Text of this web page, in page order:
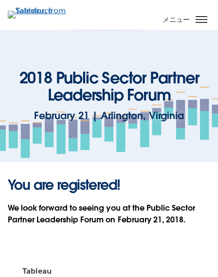
イ
動
メニュー
2018 Public Sector Partner
Leadership Forum
February 21 | Arlington, Virginia
You are registered!
We look forward to seeing you at the Public Sector
Partner Leadership Forum on February 21, 2018.
Tableau